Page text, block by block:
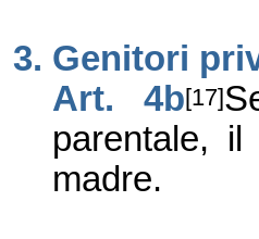
3. Genitori
Art. 4b[17]
parentale, il
madre.